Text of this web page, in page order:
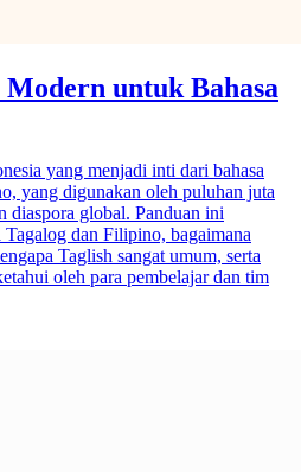
untuk Bahasa
yang menjadi inti dari bahasa
yang digunakan oleh puluhan juta
diaspora global. Panduan ini
dan Filipino, bagaimana
Taglish sangat umum, serta
oleh para pembelajar dan tim